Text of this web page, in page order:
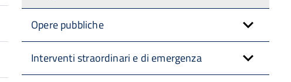
Opere pubbliche
Interventi straordinari e di emergenza